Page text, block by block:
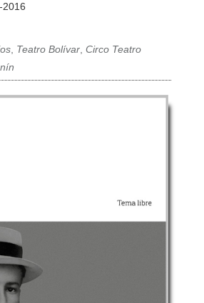
2016
, Teatro Bolívar,Circo Teatro